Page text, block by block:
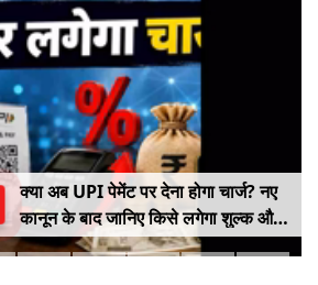
क्या अब UPI पेमेंट पर देना होगा चार्ज? नए
कानून के बाद जानिए किसे लगेगा शुल्क और
किसे नहीं